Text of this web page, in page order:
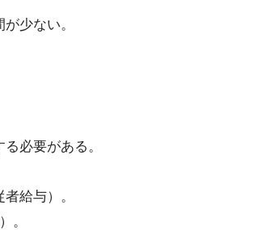
少ない。
必要がある。
給与）。
。